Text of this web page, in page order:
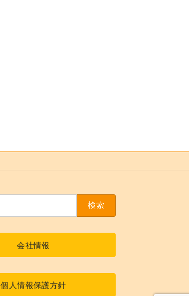
会社情報
個人情報保護方針